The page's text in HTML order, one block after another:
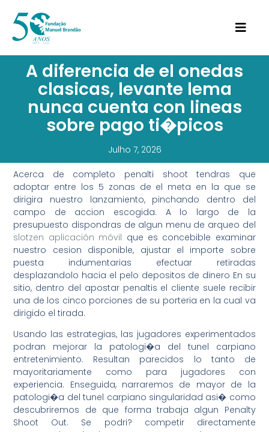
A diferencia de el onedas
clasicas, levante lema
nunca cuenta con lineas
sobre pago ti�picos
Julho 7, 2026
Acerca de completo penalti shoot tendras que
adoptar entre los 5 zonas de el meta en la que se
dirigira nuestro lanzamiento, pinchando dentro del
campo de accion escogida. A lo largo de la
presupuesto dispondras de algun menu de arqueo del
slotzen aplicación móvil que es concebible examinar
nuestro cesion disponible, ajustar el importe sobre
puesta indumentarias efectuar retiradas
desplazandolo hacia el pelo depositos de dinero En su
sitio, dentro del apostar penaltis el cliente suele recibir
una de los cinco porciones de su porteria en la cual va
dirigido el tirada.
Usando las estrategias, las jugadores experimentados
podran mejorar la patologi�a del tunel carpiano
entretenimiento. Resultan parecidos lo tanto de
mayoritariamente como para jugadores con
experiencia. Enseguida, narraremos de mayor de la
patologi�a del tunel carpiano singularidad asi� como
descubriremos de que forma trabaja algun Penalty
Shoot Out. Se podri? competir directamente